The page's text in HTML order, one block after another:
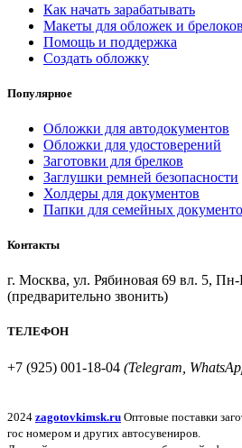
Как начать зарабатывать
Макеты для обложек и
Помощь и поддержка
Создать обложку
Популярное
Обложки для автодокументов
Обложки для удостоверений
Заготовки для брелков
Заглушки ремней безопасности
Холдеры для документов
Папки для семейных
Контакты
г. Москва, ул. Рябиновая 69 вл. 5,
(предварительно звонить)
ТЕЛЕФОН
+7 (925) 001-18-04 (Telegram,
2024 zagotovkimsk.ru Оптовые поставки
гос номером и других автосувениров.